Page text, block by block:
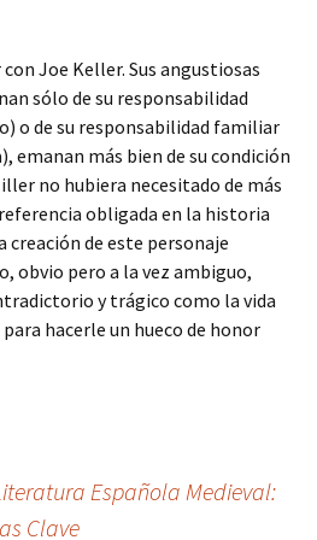
Joe Keller. Sus angustiosas
sólo de su responsabilidad
o de su responsabilidad familiar
emanan más bien de su condición
no hubiera necesitado de más
obligada en la historia
creación de este personaje
obvio pero a la vez ambiguo,
y trágico como la vida
hacerle un hueco de honor
Española Medieval:
Clave